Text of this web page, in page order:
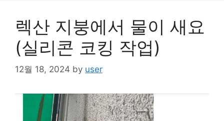
렉산 지붕에서 물이 새요
(실리콘 코킹 작업)
12월 18, 2024 by user